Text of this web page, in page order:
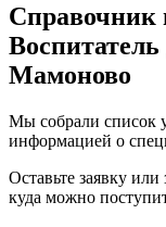
Справочник
Воспитатель
Мамоново
Мы собрали список
информацией о
Оставьте заявку
куда можно